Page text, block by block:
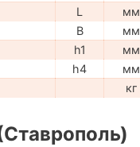
L мм
B мм
h1 мм
h4 мм
кг